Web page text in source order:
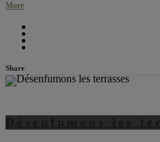
More
Share